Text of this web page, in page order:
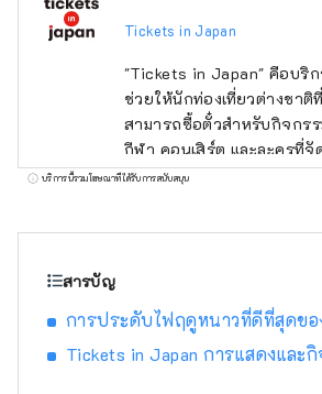
Tickets in Japan
"Tickets in Japan" คือบริ
ช่วยให้นักท่องเที่ยวต่างชาติ
สามารถซื้อตั๋วสำหรับกิจกรร
กีฬา คอนเสิร์ต และละครที่
บริการนี้รวมโฆษณาที่ได้รับการสนับสนุน
สารบัญ
การประดับไฟฤดูหนาวที่ดีที่สุดขอ
Tickets in Japan การแสดงและ